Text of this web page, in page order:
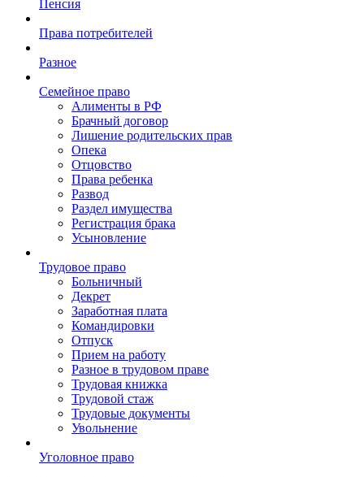
Пенсия
Права потребителей
Разное
Семейное право
Алименты в РФ
Брачный договор
Лишение родительских прав
Опека
Отцовство
Права ребенка
Развод
Раздел имущества
Регистрация брака
Усыновление
Трудовое право
Больничный
Декрет
Заработная плата
Командировки
Отпуск
Прием на работу
Разное в трудовом праве
Трудовая книжка
Трудовой стаж
Трудовые документы
Увольнение
Уголовное право